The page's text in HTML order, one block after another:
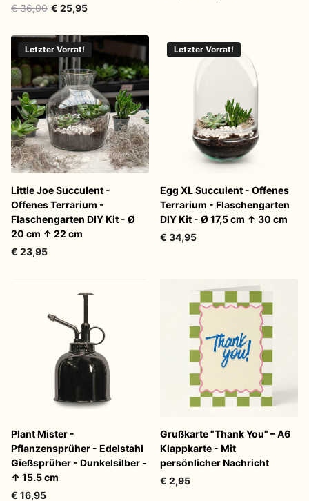
€ 36,00 € 25,95
Letzter Vorrat!
Little Joe Succulent -
Offenes Terrarium -
Flaschengarten DIY Kit - Ø
20 cm ↑ 22 cm
€ 23,95
Letzter Vorrat!
Egg XL Succulent - Offenes
Terrarium - Flaschengarten
DIY Kit - Ø 17,5 cm ↑ 30 cm
€ 34,95
Plant Mister -
Pflanzensprüher - Edelstahl
Gießsprüher - Dunkelsilber -
↑ 15.5 cm
€ 16,95
Grußkarte "Thank You" – A6
Klappkarte - Mit
persönlicher Nachricht
€ 2,95